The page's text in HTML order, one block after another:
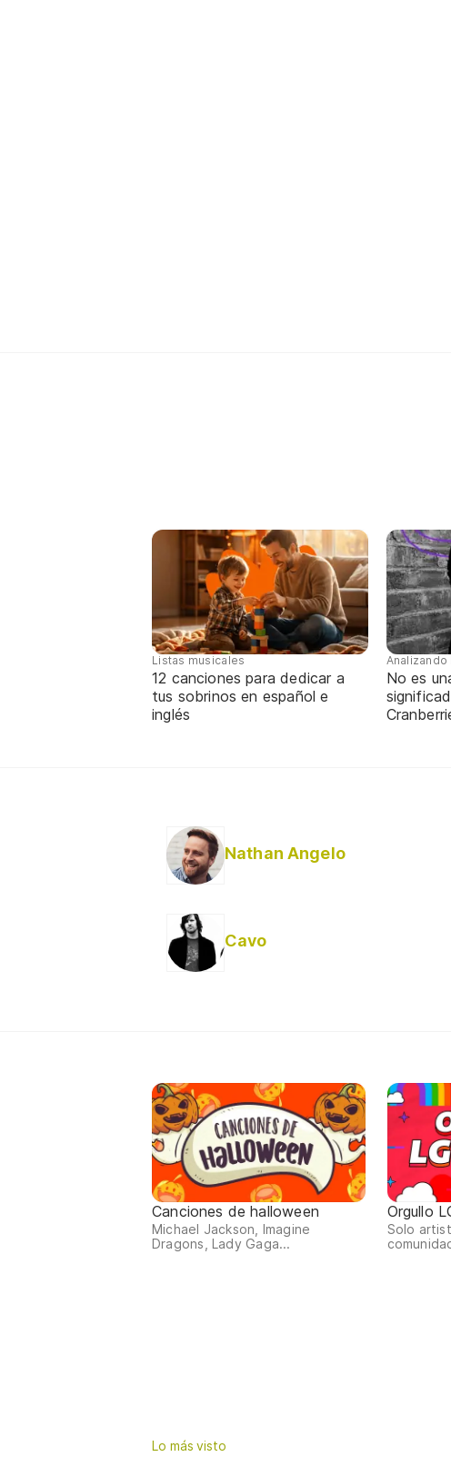
Listas musicales
12 canciones para dedicar a
tus sobrinos en español e
inglés
Analizando
No es
Nathan Angelo
Cavo
Canciones de halloween
Michael Jackson, Imagine
Dragons, Lady Gaga...
Orgullo
Solo
Lo más visto